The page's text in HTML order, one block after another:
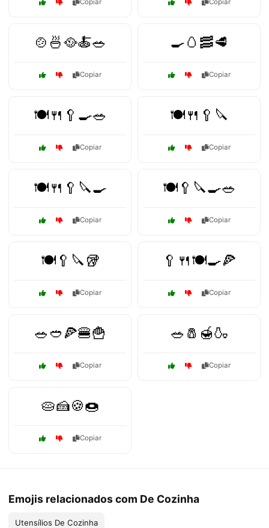
Copiar Copiar
🍲🍜🥘🍝🥗
Copiar
🍳🥚🥓🥩
Copiar
🍽️🍴🥄🍳🥗
Copiar
🍽️🍴🥄🔪
Copiar
🍽️🍴🥄🔪🍳
Copiar
🍽️🥄🔪🍳🥗
Copiar
🍽️🥄🔪🥡
Copiar
🥄🍴🍽️🍳🍕
Copiar
🥗🥙🍕🍔🍟
Copiar
🥗🧂🍯🍶
Copiar
🥧🍰🍪🍩
Copiar
Emojis relacionados com De Cozinha
Utensílios De Cozinha